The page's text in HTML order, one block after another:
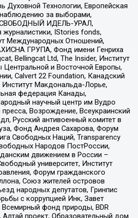
Духовной Технологии, Европейская
за выборами,
СВОБОДНЫЙ ИДЕЛЬ-УРАЛ,
журналистики, IStories fonds,
Международных Отношений,
ГРУПА, Фонд имени Генриха
Bellingcat Ltd, The Insider, Институт
Центральной и Восточной Европы,
Calvert 22 Foundation, Канадский
Институт Макдональда-Лорье,
федерация Канады,
научный центр им Вудро
Возрождение, Всеукраинский
Русский антивоенный комитет в
Фонд Андрея Сахарова, Форум
Свободных Наций, Transparеncy
Народов ПостРоссии,
движением в России –
университет, Институт
Форум гражданского
Союз жителей островов
народных депутатов, Гринпис
с коррупцией Инк, Завет
Всемирный фонд природы, BDR
Алтай проект, Образовательный дом